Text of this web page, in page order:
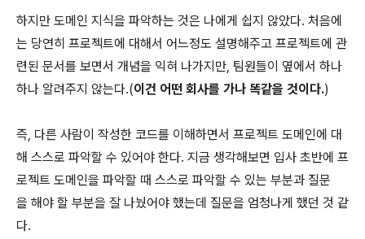
하지만 도메인 지식을 파악하는 것은 나에게 쉽지 않았다. 처음에
는 당연히 프로젝트에 대해서 어느정도 설명해주고 프로젝트에 관
련된 문서를 보면서 개념을 익혀 나가지만, 팀원들이 옆에서 하나
하나 알려주지 않는다.(이건 어떤 회사를 가나 똑같을 것이다.)
즉, 다른 사람이 작성한 코드를 이해하면서 프로젝트 도메인에 대
해 스스로 파악할 수 있어야 한다. 지금 생각해보면 입사 초반에 프
로젝트 도메인을 파악할 때 스스로 파악할 수 있는 부분과 질문
을 해야 할 부분을 잘 나눴어야 했는데 질문을 엄청나게 했던 것 같
다.